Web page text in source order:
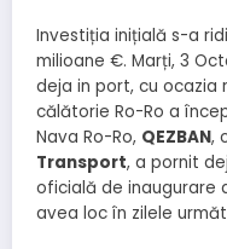
Investiția inițială s-a
milioane €. Marți, 3
deja in port, cu ocazia
călătorie Ro-Ro a
Nava Ro-Ro, QEZBAN,
Transport, a pornit
oficială de inaugurare
avea loc în zilele